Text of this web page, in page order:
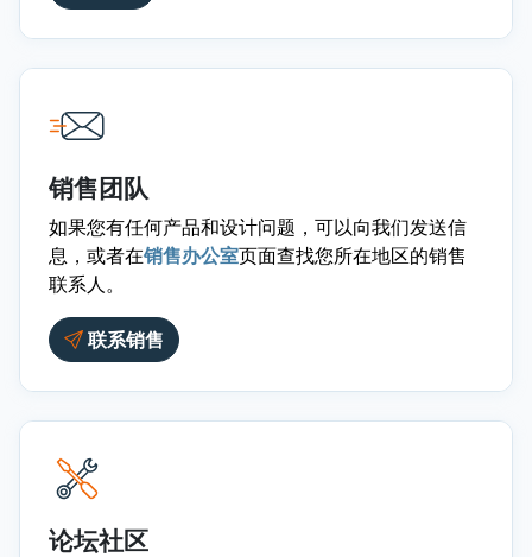
销售团队
如果您有任何产品和设计问题，可以向我们发送信
息，或者在销售办公室页面查找您所在地区的销售
联系人。
联系销售
论坛社区